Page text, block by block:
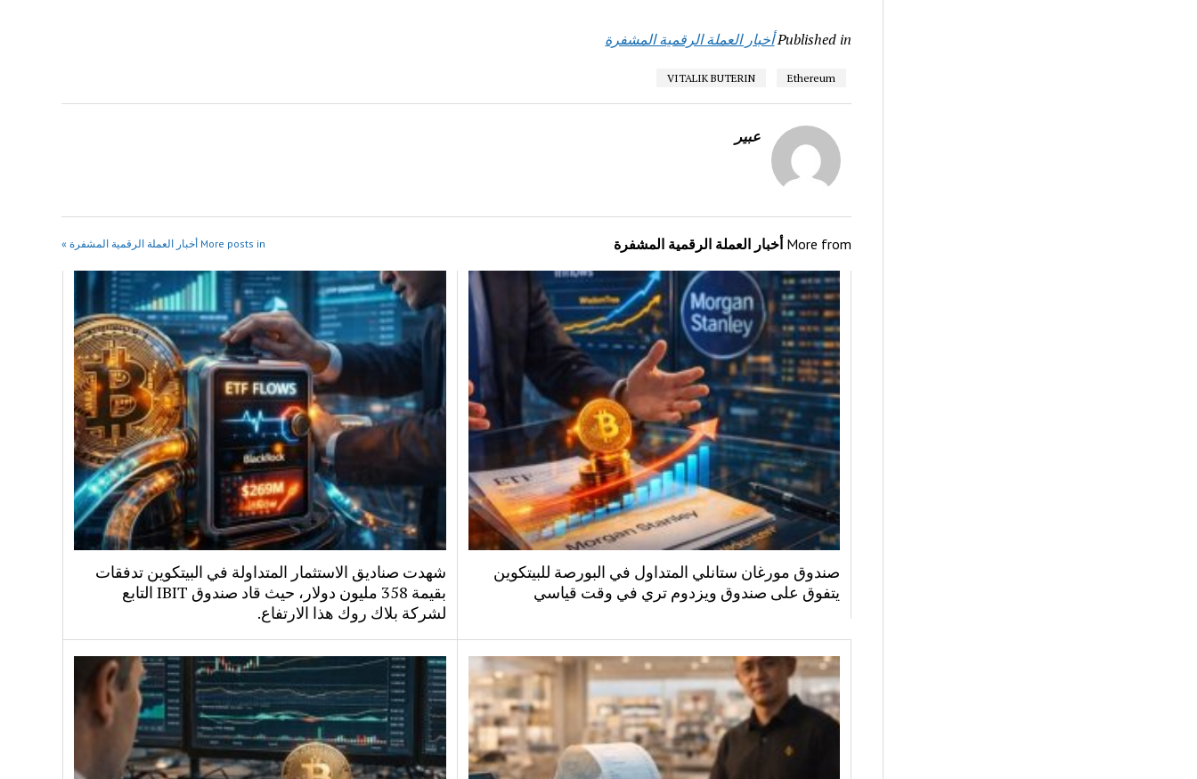
Published inأخبار العملة الرقمية المشفرة
Ethereum
VITALIK BUTERIN
عبير
More from أخبار العملة الرقمية المشفرة More posts in أخبار العملة الرقمية المشفرة »
صندوق مورغان ستانلي المتداول في البورصة للبيتكوين
يتفوق على صندوق ويزدوم تري في وقت قياسي
شهدت صناديق الاستثمار المتداولة في البيتكوين تدفقات
بقيمة 358 مليون دولار، حيث قاد صندوق IBIT التابع
لشركة بلاك روك هذا الارتفاع.